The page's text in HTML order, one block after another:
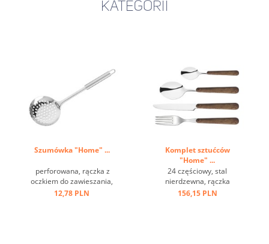
KATEGORII
Szumówka "Home" ...
perforowana, rączka z
oczkiem do zawieszania,
stal nierdzewna ...
12,78 PLN
Komplet sztućców
"Home" ...
24 częściowy, stal
nierdzewna, rączka
brązowa, imitacja drewna,
156,15 PLN